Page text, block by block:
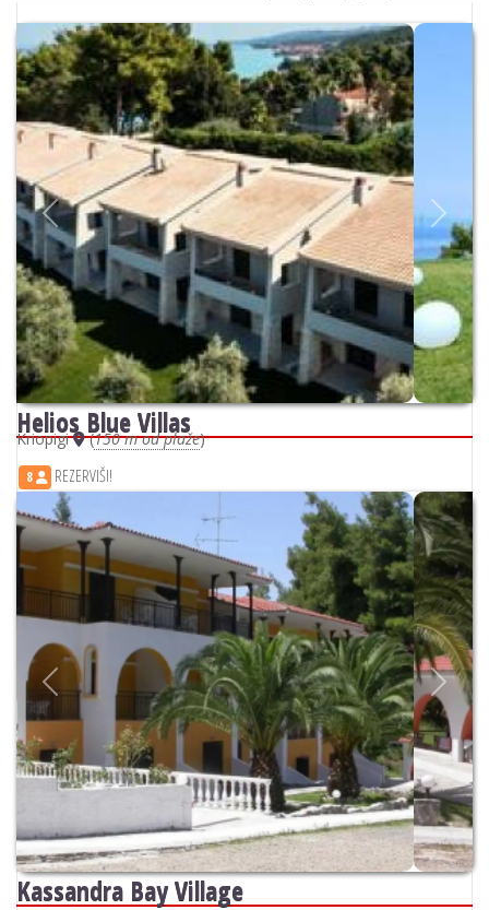
Previous Next
Helios Blue Villas
Kriopigi (150 m od plaže)
8 REZERVIŠI!
Previous Next
Kassandra Bay Village